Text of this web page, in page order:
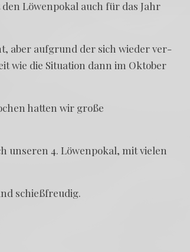
Löwen­po­kal auch für das Jahr
aber auf­grund der sich wie­der ver­
wie die Situa­ti­on dann im Okto­ber
hat­ten wir gro­ße
unse­ren 4. Löwen­po­kal, mit vie­len
schießfreudig.